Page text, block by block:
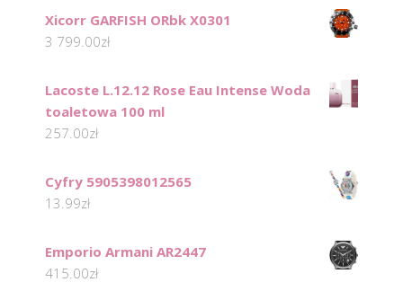
Xicorr GARFISH ORbk X0301
3 799.00zł
Lacoste L.12.12 Rose Eau Intense Woda
toaletowa 100 ml
257.00zł
Cyfry 5905398012565
13.99zł
Emporio Armani AR2447
415.00zł